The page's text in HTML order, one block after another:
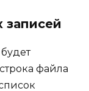
записей
файла